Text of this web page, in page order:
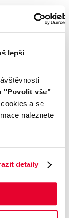
lepší
"Povolit vše"
a se
naleznete
detaily
nabídka
o veřejný